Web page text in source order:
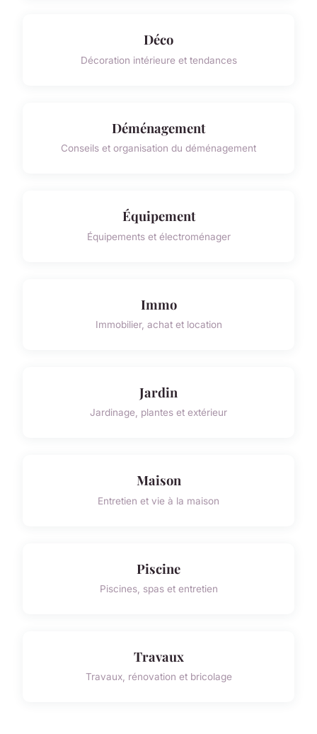
Déco
Décoration intérieure et tendances
Déménagement
Conseils et organisation du déménagement
Équipement
Équipements et électroménager
Immo
Immobilier, achat et location
Jardin
Jardinage, plantes et extérieur
Maison
Entretien et vie à la maison
Piscine
Piscines, spas et entretien
Travaux
Travaux, rénovation et bricolage